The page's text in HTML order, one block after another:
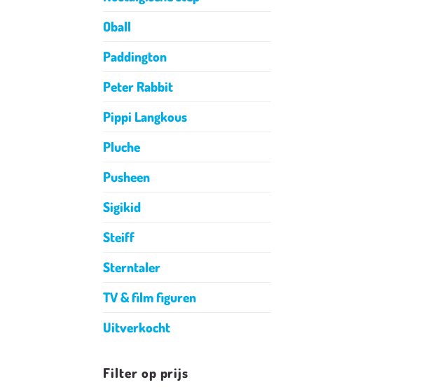
Oball
Paddington
Peter Rabbit
Pippi Langkous
Pluche
Pusheen
Sigikid
Steiff
Sterntaler
TV & film figuren
Uitverkocht
Filter op prijs